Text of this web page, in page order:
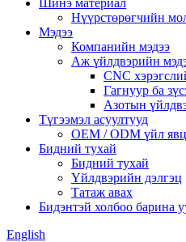
Шинэ материал
Нүүрстөрөгчийн
Мэдээ
Компанийн мэдээ
Аж үйлдвэрийн
CNC
Гагнуур ба
Азотын
Түгээмэл асуултууд
OEM / ODM үйл явц
Бидний тухай
Бидний тухай
Үйлдвэрийн дэлгэц
Татаж авах
Бидэнтэй холбоо барина
English